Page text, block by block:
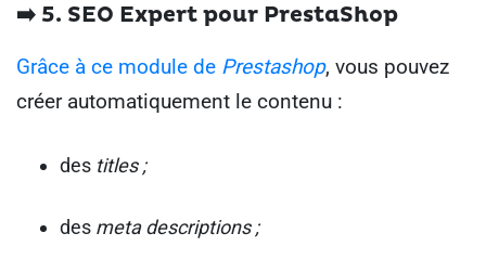
➡️ 5. SEO Expert pour PrestaShop
Grâce à ce module de Prestashop, vous pouvez
créer automatiquement le contenu :
des titles ;
des meta descriptions ;